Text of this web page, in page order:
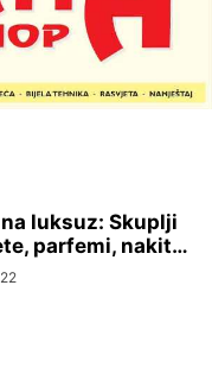
luksuz: Skuplji
parfemi, nakit…